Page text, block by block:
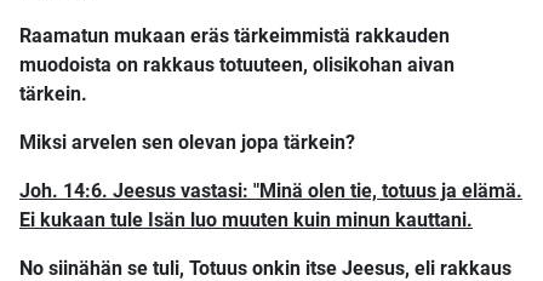
Raamatun mukaan eräs tärkeimmistä rakkauden
muodoista on rakkaus totuuteen, olisikohan aivan
tärkein.
Miksi arvelen sen olevan jopa tärkein?
Joh. 14:6. Jeesus vastasi: "Minä olen tie, totuus ja elämä.
Ei kukaan tule Isän luo muuten kuin minun kauttani.
No siinähän se tuli, Totuus onkin itse Jeesus, eli rakkaus